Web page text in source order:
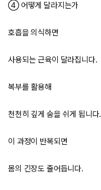
④ 어떻게 달라지는가
호흡을 의식하면
사용되는 근육이 달라집니다.
복부를 활용해
천천히 깊게 숨을 쉬게 됩니다.
이 과정이 반복되면
몸의 긴장도 줄어듭니다.